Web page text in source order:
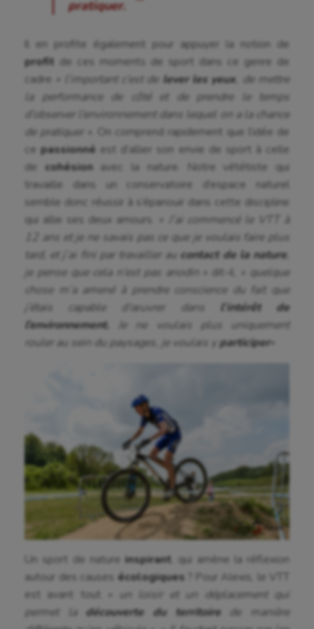
Moto
Natation
Omnisports
Outdoor
Paddle
Parkour
Patinage artistique
Pétanque
Plongée
Randonnée / Marche
Sauvetage sportif
Sport adapté
Sport handicap
Sport santé
Sport-entreprise
Sport-santé
Tir
Tir à l'arc
pratiquer.
Il en profite également pour appuyer la notion de
profit de ces moments de sport dans ce genre de
cadre
« l’important c’est de lever les yeux , de mettre
la performance de côté et de prendre le temps
d’observer l’environnement dans lequel on a la chance
de pratiquer »
. On comprend rapidement que l’idée de
cepassionné est d’allier son envie de sport à celle
de cohésion avec la nature. Notre vététiste qui
travaille dans un conservatoire d’espace naturel
semble donc réussir à s’épanouir dans cette discipline
qui allie ses deux amours. «
J’ai commencé le VTT à
12 ans et je ne savais pas ce que je voulais faire plus
tard, et j’ai fini par travailler au contact de la nature,
je pense que cela n’est pas anodin
» dit-il,
« quelque
chose m’a amené à prendre conscience du fait que
j’étais capable d’œuvrer dans l’intérêt de
l’environnement.
Je ne voulais plus uniquement
rouler au sein du paysages, je voulais y participer«
Un sport de nature inspirant , qui amène la réflexion
autour des causes écologiques
? Pour Alexis, le VTT
est avant tout
« un loisir et un déplacement qui
permet la découverte du territoire
de manière